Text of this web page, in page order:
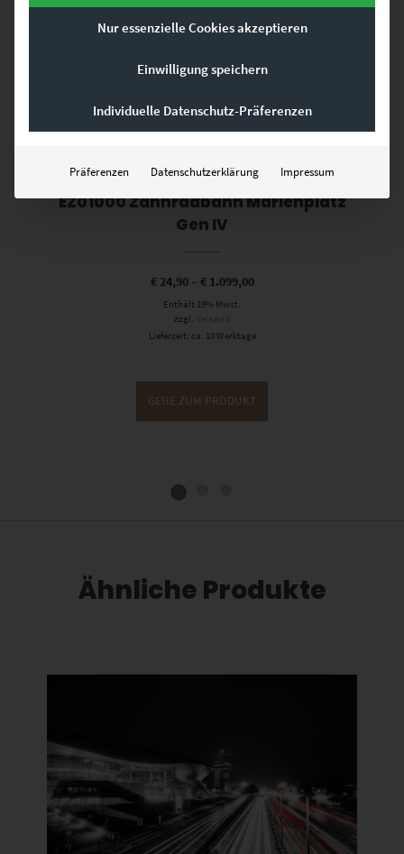
EZ01000 Zahnradbahn Marienplatz
Gen IV
€24,90– €1.099,00
Enthält 19% Mwst.
zzgl. Versand
Lieferzeit: ca. 10 Werktage
GEHE ZUM PRODUKT
Ähnliche Produkte
Dieses Produkt weist mehrere Varianten auf. Die Optionen können auf der Produktseite gewählt werden
Nur essenzielle Cookies akzeptieren
Einwilligung speichern
Individuelle Datenschutz-Präferenzen
Präferenzen Datenschutzerklärung Impressum